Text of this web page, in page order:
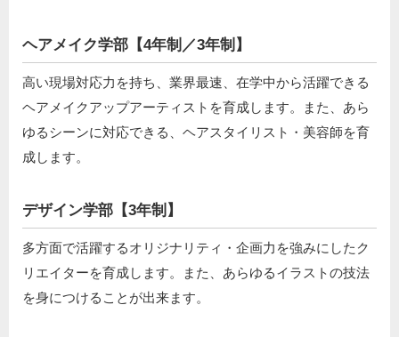
ヘアメイク学部【4年制／3年制】
高い現場対応力を持ち、業界最速、在学中から活躍できる
ヘアメイクアップアーティストを育成します。また、あら
ゆるシーンに対応できる、ヘアスタイリスト・美容師を育
成します。
デザイン学部【3年制】
多方面で活躍するオリジナリティ・企画力を強みにしたク
リエイターを育成します。また、あらゆるイラストの技法
を身につけることが出来ます。